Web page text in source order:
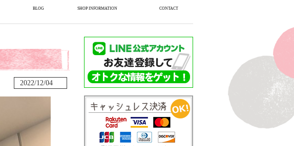
BLOG SHOP INFORMATION CONTACT
2022/12/04